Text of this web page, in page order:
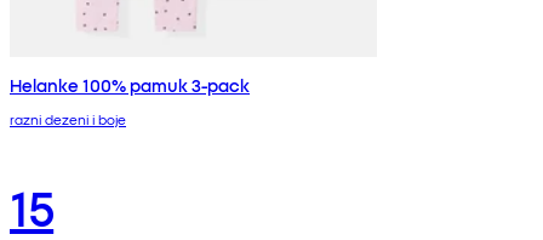
Helanke 100% pamuk 3-pack
razni dezeni i boje
15